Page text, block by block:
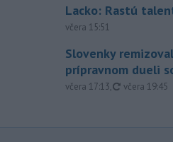
Lacko: Rastú
včera 15:51
Slovenky
prípravnom dueli
včera 17:13, aktualizované
včera 19:45